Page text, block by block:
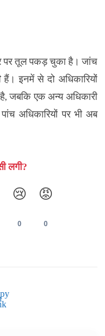
पर तूल पकड़ चुका है। जांच
हैं। इनमें से दो अधिकारियों
जबकि एक अन्य अधिकारी
अधिकारियों पर भी अब
लगी?
😢
0
😡
0